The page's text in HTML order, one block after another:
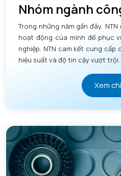
Nhóm ngành
Trong những năm gần đây, NTN
hoạt động của mình để phục vụ
nghiệp. NTN cam kết cung cấp
hiệu suất và độ tin cậy vượt trội.
Xem